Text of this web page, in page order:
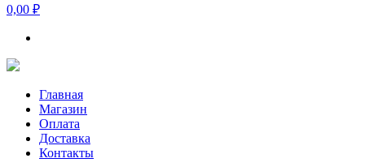
0,00 ₽
Главная
Магазин
Оплата
Доставка
Контакты